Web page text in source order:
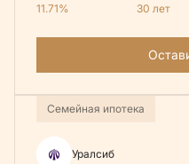
11.71%
30 лет
Семейная ипотека
Уралсиб